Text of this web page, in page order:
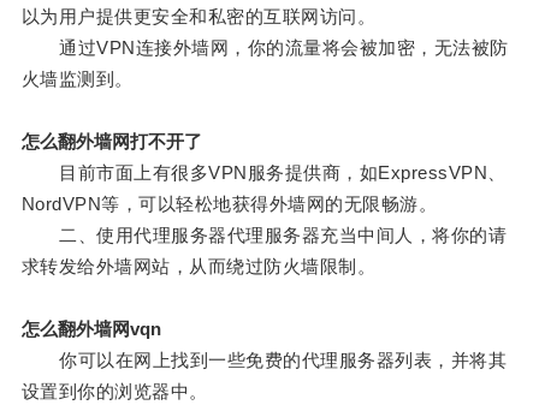
以为用户提供更安全和私密的互联网访问。
通过VPN连接外墙网，你的流量将会被加密，无法被防
火墙监测到。
怎么翻外墙网打不开了
目前市面上有很多VPN服务提供商，如ExpressVPN、
NordVPN等，可以轻松地获得外墙网的无限畅游。
二、使用代理服务器代理服务器充当中间人，将你的请
求转发给外墙网站，从而绕过防火墙限制。
怎么翻外墙网vqn
你可以在网上找到一些免费的代理服务器列表，并将其
设置到你的浏览器中。